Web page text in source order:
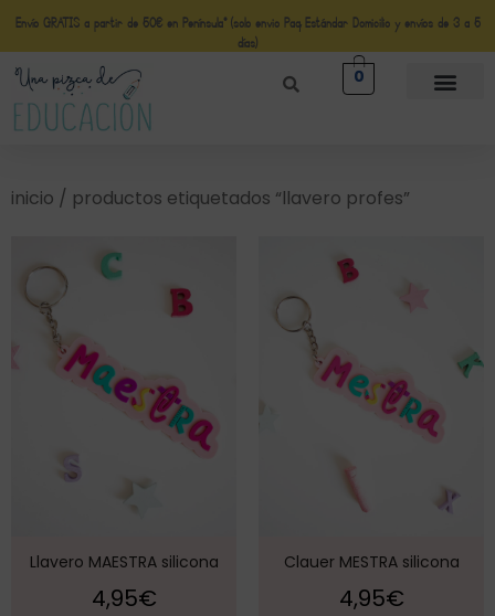
Envío GRATIS a partir de 50€ en Península* (solo envio Paq Estándar Domicilio y envíos de 3 a 5
días)
0
inicio / productos etiquetados “llavero profes”
Llavero MAESTRA silicona
4,95€
Clauer MESTRA silicona
4,95€